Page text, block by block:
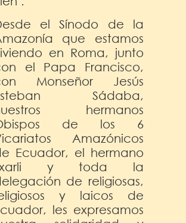
el Sínodo de la
que estamos
en Roma, junto
el Papa Francisco,
Monseñor Jesús
Sádaba,
hermanos
de los 6
Amazónicos
Ecuador, el hermano
y toda la
de religiosas,
y laicos de
les expresamos